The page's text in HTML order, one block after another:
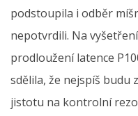
podstoupila i odběr
nepotvrdili. Na
prodloužení latence
sdělila, že nejspíš budu
jistotu na kontrolní